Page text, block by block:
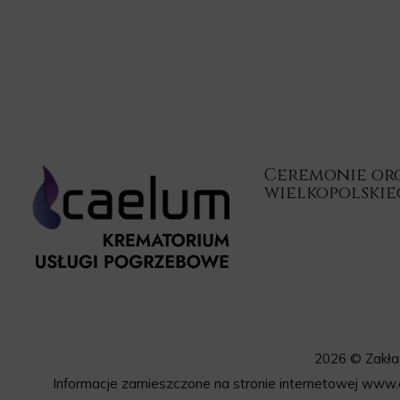
Ceremonie
2026 ©
Informacje zamieszczone na stronie internetowej